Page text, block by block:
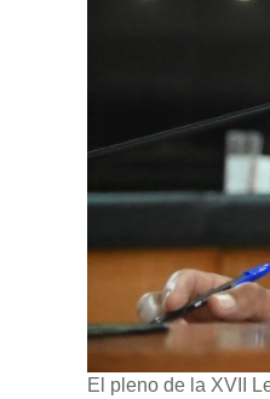
El pleno de la XVII